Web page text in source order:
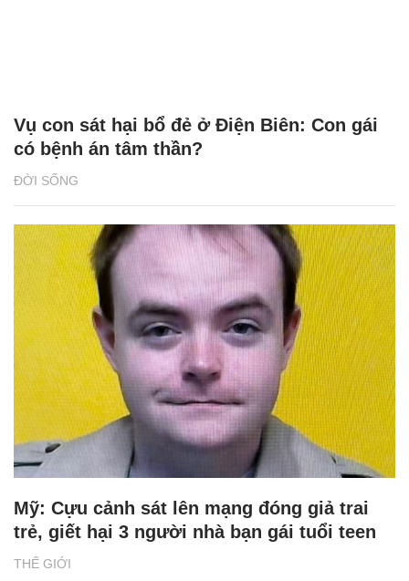
ĐỜI SỐNG
Vụ con sát hại bổ đẻ ở Điện Biên: Con gái
có bệnh án tâm thần?
THẾ GIỚI
Mỹ: Cựu cảnh sát lên mạng đóng giả trai
trẻ, giết hại 3 người nhà bạn gái tuổi teen